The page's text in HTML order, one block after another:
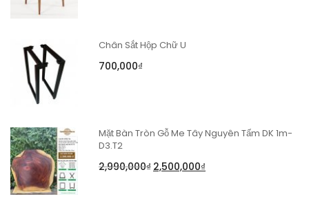
Chân Sắt Hộp Chữ U
700,000₫
Mặt Bàn Tròn Gỗ Me Tây Nguyên Tấm DK 1m-
D3.T2
2,990,000₫ 2,500,000₫